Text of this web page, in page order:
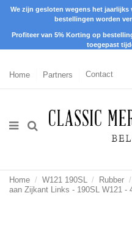
We zijn gesloten wegens het
bestellingen worden
Profiteer van 5% Korting op
toegepast
Home Partners Contact
Home W121 190SL Rubber
aan Zijkant Links - 190SL W121 -